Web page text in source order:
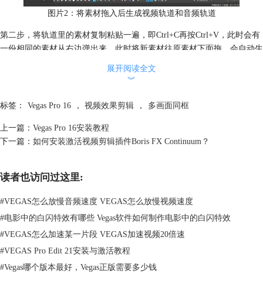
图片2：将素材拖入后生成视频轨道和音频轨道
第二步，将轨道里的素材复制粘贴一遍，即Ctrl+C再按Ctrl+V，此时会有
一份相同的素材从右边弹出来，此时将新素材往原素材下面拖，会自动生
图片3：相同的素材进行覆盖
第三步，从上面的视频开始，找到你认为需要分隔的画面，然后鼠标点击
里最好一帧一帧的对，防止因原视频镜头切换而导致画面对不上)，这样
所需的小片段就截好了，如图：
展开阅读全文
︾
标签： Vegas Pro 16 ， 视频效果剪辑 ， 多画面同框
上一篇： Vegas Pro 16安装教程
下一篇： 如何安装激活视频剪辑插件Boris FX Continuum？
读者也访问过这里:
#VEGAS怎么放慢音频速度 VEGAS怎么放慢视频速度
#电影中的白闪特效有哪些 Vegas软件如何制作电影中的白闪特效
#VEGAS怎么加速某一片段 VEGAS加速视频20倍速
#VEGAS Pro Edit 21安装与激活教程
#Vegas哪个版本最好，Vegas正版需要多少钱